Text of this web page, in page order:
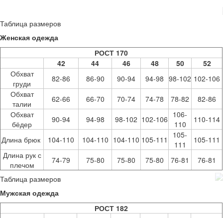
Таблица размеров
Женская одежда
РОСТ 170
42
44 46 48 50
52
Обхват
груди
82-86 86-90 90-94 94-98 98-102 102-106
Обхват
талии
62-66 66-70 70-74 74-78 78-82
82-86
Обхват
бёдер
90-94 94-98 98-102 102-106 106-
110
110-114
Длина брюк 104-110 104-110 104-110 105-111
105-
111
105-111
Длина рук с
плечом
74-79 75-80 75-80 75-80 76-81
76-81
Таблица размеров
Мужская одежда
РОСТ 182